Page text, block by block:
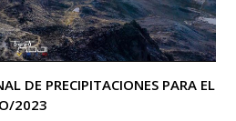
DE PRECIPITACIONES PARA EL
2023